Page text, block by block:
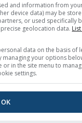
and information from
device data) may be
or used specifically
geolocation data.
data on the basis of
managing your options
in the site menu to
settings.
OK